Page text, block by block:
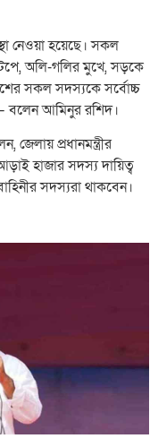
নেওয়া হয়েছে। সকল
অলি-গলির মুখে, সড়কে
সকল সদস্যকে সর্বোচ্চ
বলেন আমিনুর রশিদ।
প্রধানমন্ত্রীর
হাজার সদস্য দায়িত্ব
সদস্যরা থাকবেন।